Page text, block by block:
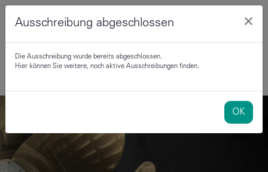
Ausschreibung abgeschlossen ×
Die Ausschreibung wurde bereits abgeschlossen.
Hier können Sie weitere, noch aktive Ausschreibungen finden.
OK